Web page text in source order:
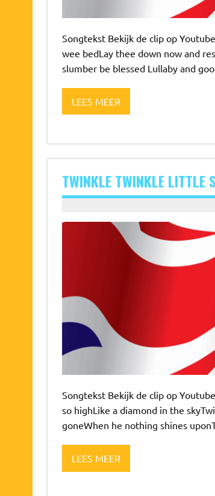
Songtekst Bekijk de clip op
wee bedLay thee down now and
slumber be blessed Lullaby and
LEES MEER
TWINKLE TWINKLE LITTLE
Songtekst Bekijk de clip op
so highLike a diamond in the
goneWhen he nothing shines
LEES MEER